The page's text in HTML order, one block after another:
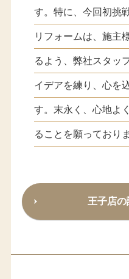
す。特に、今回初挑
リフォームは、施主
るよう、弊社スタッ
イデアを練り、心を
す。末永く、心地よ
ることを願っており
王子店の